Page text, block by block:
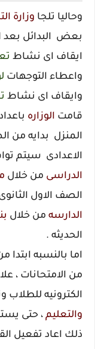
وحاليا تلجا وزارة
بعض البدائل بعد
ايقاف اى نشاط
واعطاء التوجهات
وايقاف اى نشاط
قامت الوزاره
المنزل بدايه من
الاعدادى سيتم
الدراسى من خلال
الصف الاول
الدارسه من خلال
الحديثه .
من الامتحانات ،
الكترونيه للطلاب
والتعليم ، حتى
ذلك اعاد تفعيل